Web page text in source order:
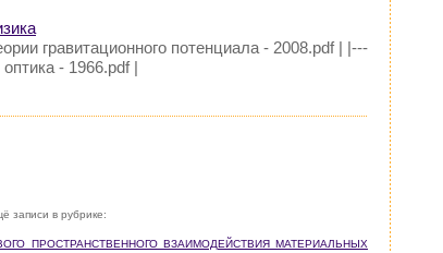
гравитационного потенциала - 2008.pdf | |---
- 1966.pdf |
записи в рубрике:
ПРОСТРАНСТВЕННОГО ВЗАИМОДЕЙСТВИЯ МАТЕРИАЛЬНЫХ